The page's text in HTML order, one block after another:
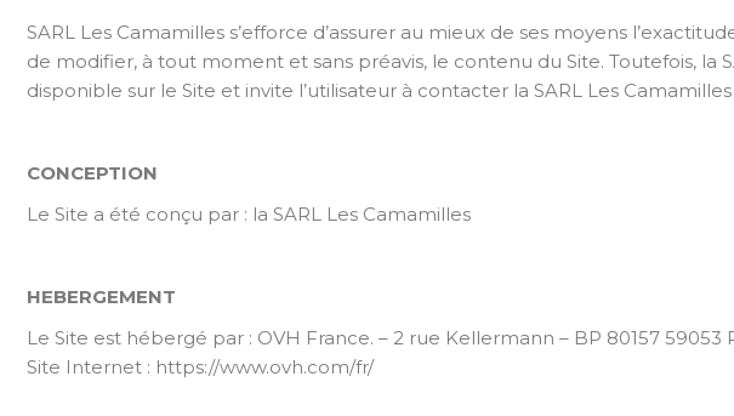
SARL Les Camamilles s’efforce d’assurer au mieux de ses moyens
de modifier, à tout moment et sans préavis, le contenu du Site. Toutefois, la
disponible sur le Site et invite l’utilisateur à contacter la SARL Les
CONCEPTION
Le Site a été conçu par : la SARL Les Camamilles
HEBERGEMENT
Le Site est hébergé par : OVH France. – 2 rue Kellermann – BP 80157 59053
Site Internet : https://www.ovh.com/fr/